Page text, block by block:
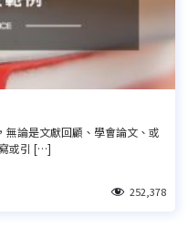
無論是文獻回顧、學會論文、或
或引 […]
252,378